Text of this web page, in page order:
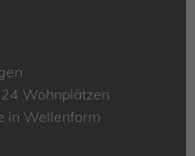
Wohnplätzen
in Wellenform